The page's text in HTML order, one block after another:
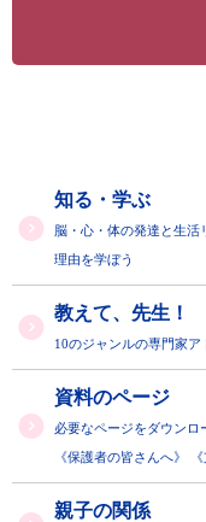
知る・学ぶ
脳・心・体の発達と生活
理由を学ぼう
教えて、先生！
10のジャンルの専門家ア
資料のページ
必要なページをダウンロ
《保護者の皆さんへ》
親子の関係